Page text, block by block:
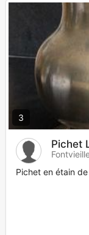
3
Pichet
Pichet en étain